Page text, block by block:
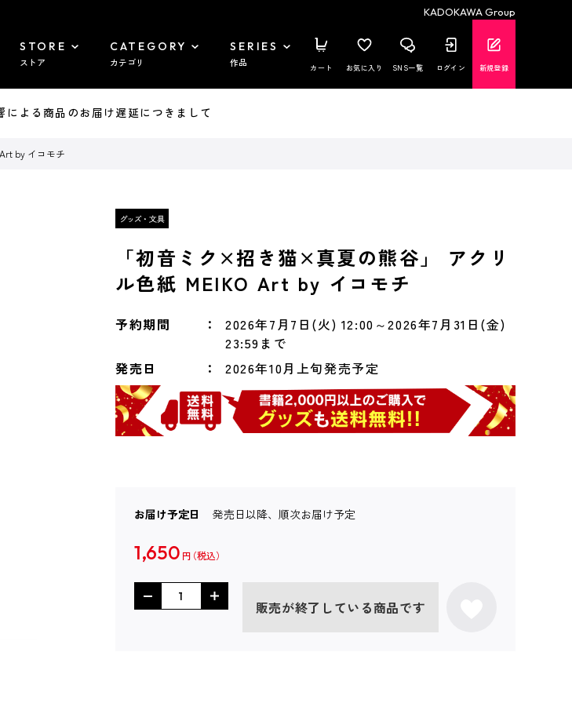
KADOKAWA Group
STORE
ストア
CATEGORY
カテゴリ
SERIES
作品 カート お気に入り SNS一覧 ログイン 新規登録
よる商品のお届け遅延につきまして
by イコモチ
「初音ミク×招き猫×真夏の熊谷」 アクリ
ル色紙 MEIKO Art by イコモチ
予約期間
2026年7月7日(火) 12:00～2026年7月31日(金)
23:59まで
発売日
2026年10月上旬発売予定
お届け予定日 発売日以降、順次お届け予定
1,650 円
販売が終了している商品です